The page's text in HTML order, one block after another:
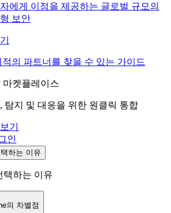
에게 이점을 제공하는 글로벌 규모의
보안
적의 파트너를 찾을 수 있는 가이드
마켓플레이스
탐지 및 대응을 위한 원클릭 통합
기
인
하는 이유
택하는 이유
의 차별점